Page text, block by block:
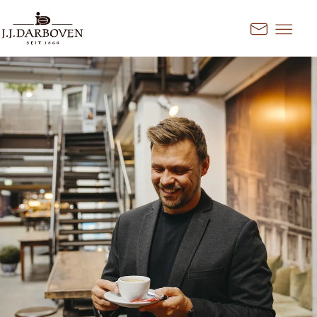
Kontakt
Land und Sprache
auswählen
Entdecken Sie unsere Angebote
für Ihren Markt
Deutschland DE
EN
France
FR
Česko
CS
Ireland
EN
Polska
PL
Nederland
NL
Slovensko
SK